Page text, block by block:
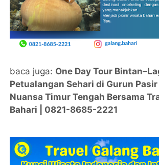
baca juga: One Day Tour
Petualangan Sehari di Gurun
Nuansa Timur Tengah Bersama
Bahari | 0821-8685-2221